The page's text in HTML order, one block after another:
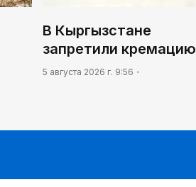
В Кыргызстане
запретили кремацию
5 августа 2026 г. 9:56